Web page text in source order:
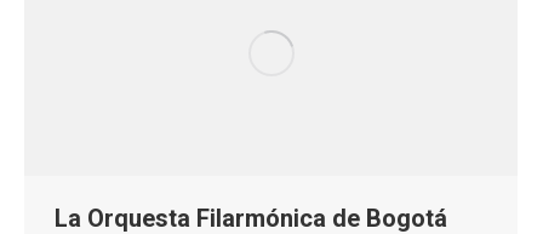
La Orquesta Filarmónica de Bogotá